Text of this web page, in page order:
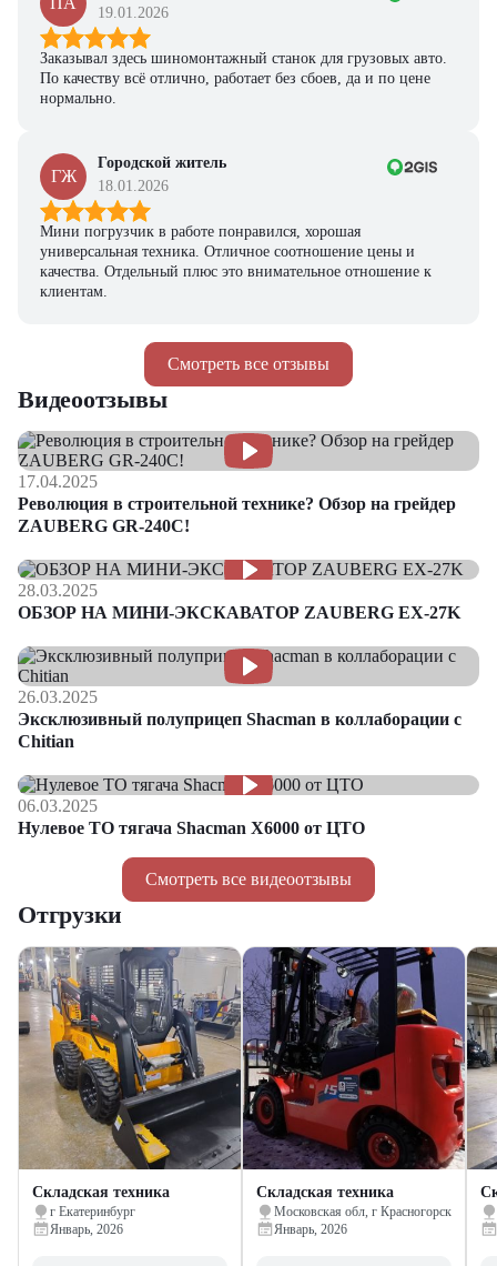
Смотреть все отзывы
19.01.2026
Заказывал здесь шиномонтажный станок для грузовых авто.
По качеству всё отлично, работает без сбоев, да и по цене
нормально.
ГЖ
Городской житель
18.01.2026
Мини погрузчик в работе понравился, хорошая
универсальная техника. Отличное соотношение цены и
качества. Отдельный плюс это внимательное отношение к
клиентам.
Смотреть все видеоотзывы
Видеоотзывы
17.04.2025
Революция в строительной технике? Обзор на грейдер
ZAUBERG GR-240C!
28.03.2025
ОБЗОР НА МИНИ-ЭКСКАВАТОР ZAUBERG EX-27K
26.03.2025
Эксклюзивный полуприцеп Shacman в коллаборации с
Chitian
06.03.2025
Нулевое ТО тягача Shacman Х6000 от ЦТО
Отгрузки
Складская техника
г Екатеринбург
Январь, 2026
Складская техника
Московская обл, г Красногорск
Январь, 2026